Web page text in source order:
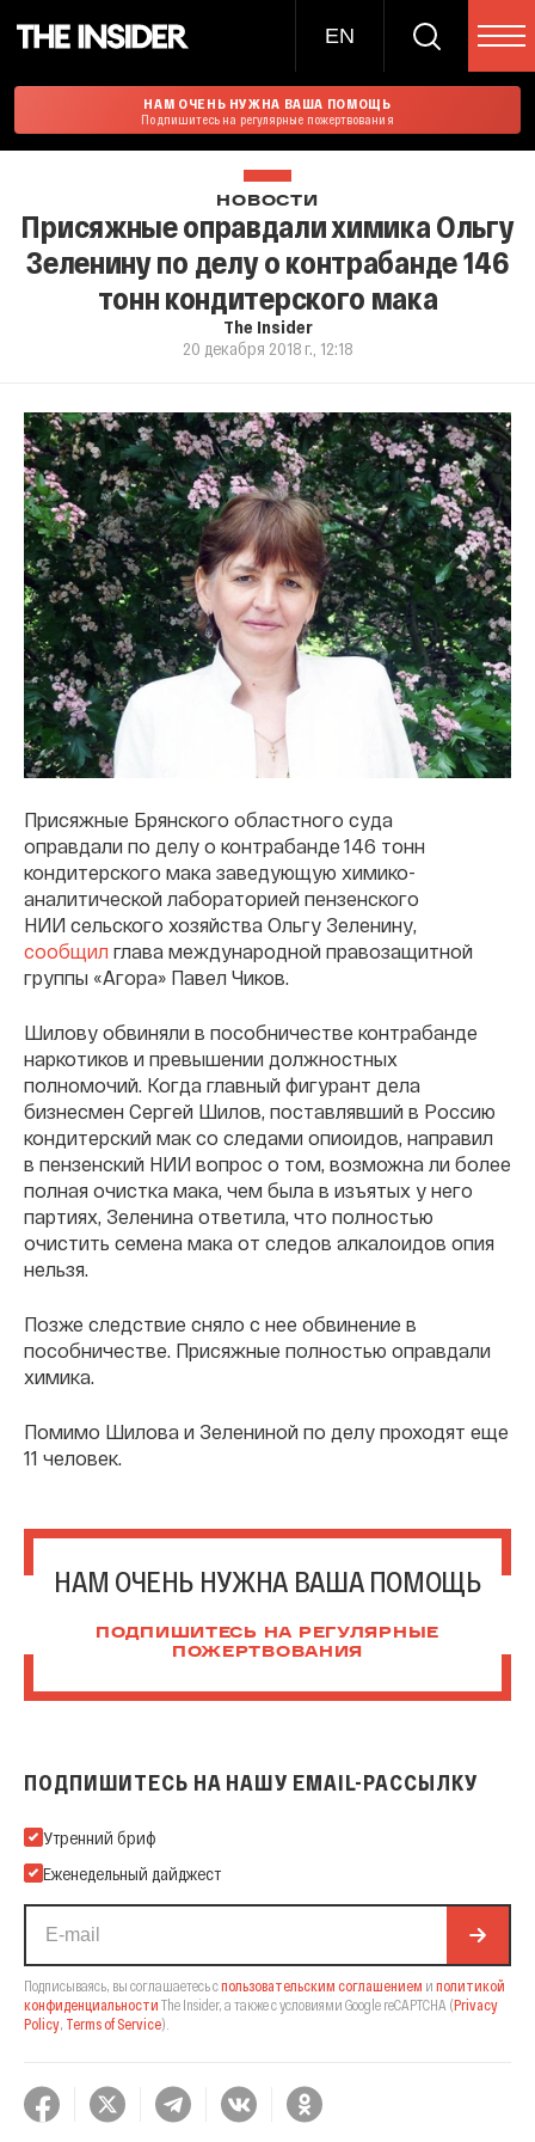
EN
НАМ ОЧЕНЬ НУЖНА ВАША ПОМОЩЬ
Подпишитесь на регулярные пожертвования
НОВОСТИ
Присяжные оправдали химика Ольгу
Зеленину по делу о контрабанде 146
тонн кондитерского мака
The Insider
20 декабря 2018 г., 12:18
Присяжные Брянского областного суда
оправдали по делу о контрабанде 146 тонн
кондитерского мака заведующую химико-
аналитической лабораторией пензенского
НИИ сельского хозяйства Ольгу Зеленину,
сообщил глава международной правозащитной
группы «Агора» Павел Чиков.
Шилову обвиняли в пособничестве контрабанде
наркотиков и превышении должностных
полномочий. Когда главный фигурант дела
бизнесмен Сергей Шилов, поставлявший в Россию
кондитерский мак со следами опиоидов, направил
в пензенский НИИ вопрос о том, возможна ли более
полная очистка мака, чем была в изъятых у него
партиях, Зеленина ответила, что полностью
очистить семена мака от следов алкалоидов опия
нельзя.
Позже следствие сняло с нее обвинение в
пособничестве. Присяжные полностью оправдали
химика.
Помимо Шилова и Зелениной по делу проходят еще
11 человек.
НАМ ОЧЕНЬ НУЖНА ВАША ПОМОЩЬ
ПОДПИШИТЕСЬ НА РЕГУЛЯРНЫЕ
ПОЖЕРТВОВАНИЯ
ПОДПИШИТЕСЬ НА НАШУ EMAIL-РАССЫЛКУ
Подпишитесь на нашу Email-рассылку
Утренний бриф
Еженедельный дайджест
Подписываясь, вы соглашаетесь спользовательским соглашением и политикой
конфиденциальности The Insider, а также с условиями Google reCAPTCHA (Privacy
Policy, Terms of Service).